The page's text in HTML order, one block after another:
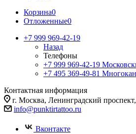
Корзина0
Отложенные0
+7 999 969-42-19
Назад
Телефоны
+7 999 969-42-19
+7 495 369-49-81
Контактная информация
г. Москва, Ленинградский
info@punktirtattoo.ru
Вконтакте